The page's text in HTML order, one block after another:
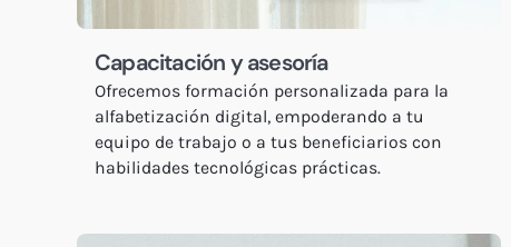
Capacitación y asesoría
Ofrecemos formación personalizada para la
alfabetización digital, empoderando a tu
equipo de trabajo o a tus beneficiarios con
habilidades tecnológicas prácticas.